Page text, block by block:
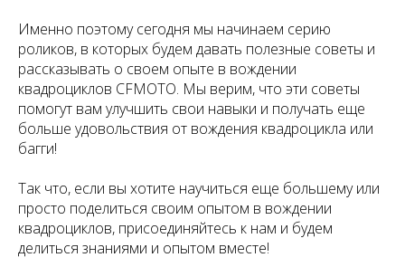
Именно поэтому сегодня мы начинаем серию
роликов, в которых будем давать полезные советы и
рассказывать о своем опыте в вождении
квадроциклов CFMOTO. Мы верим, что эти советы
помогут вам улучшить свои навыки и получать еще
больше удовольствия от вождения квадроцикла или
багги!
Так что, если вы хотите научиться еще большему или
просто поделиться своим опытом в вождении
квадроциклов, присоединяйтесь к нам и будем
делиться знаниями и опытом вместе!